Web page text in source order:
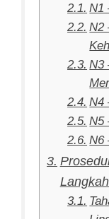
N1
N2
N3
N4
N5
N6